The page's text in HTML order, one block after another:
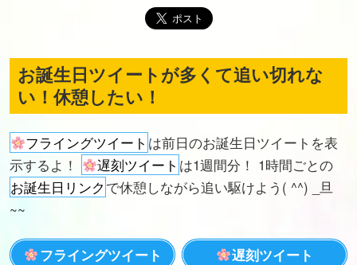
お誕生日ツイートが多くて追い切れな
い！休憩したい！
フライングツイート は前日のお誕生日ツイートを表
示するよ！
遅刻ツイート は1週間分！ 1時間ごとの
お誕生日リンク で休憩しながら追い駆けよう( ^^) _旦
~~
フライングツイート 遅刻ツイート